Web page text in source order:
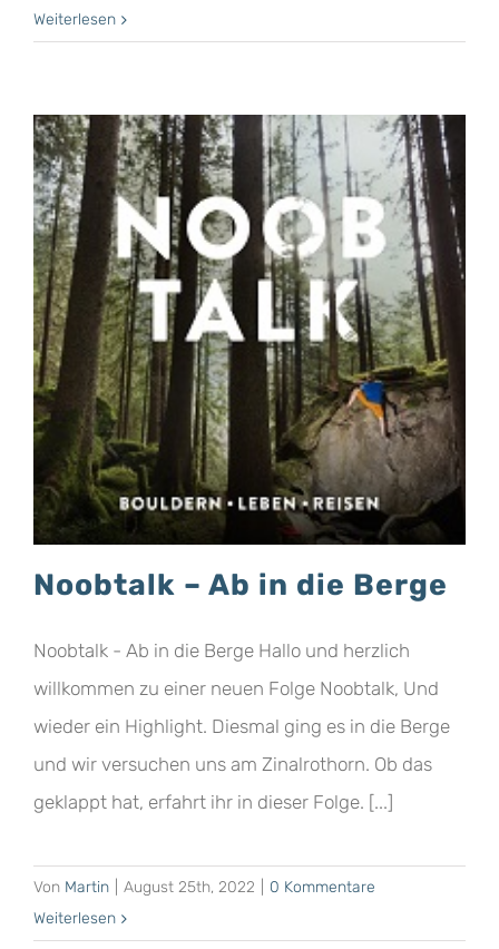
Weiterlesen
Noobtalk – Ab in die Berge
Noobtalk - Ab in die Berge Hallo und herzlich
willkommen zu einer neuen Folge Noobtalk, Und
wieder ein Highlight. Diesmal ging es in die Berge
und wir versuchen uns am Zinalrothorn. Ob das
geklappt hat, erfahrt ihr in dieser Folge. [...]
Von Martin August 25th, 2022
0 Kommentare
Weiterlesen